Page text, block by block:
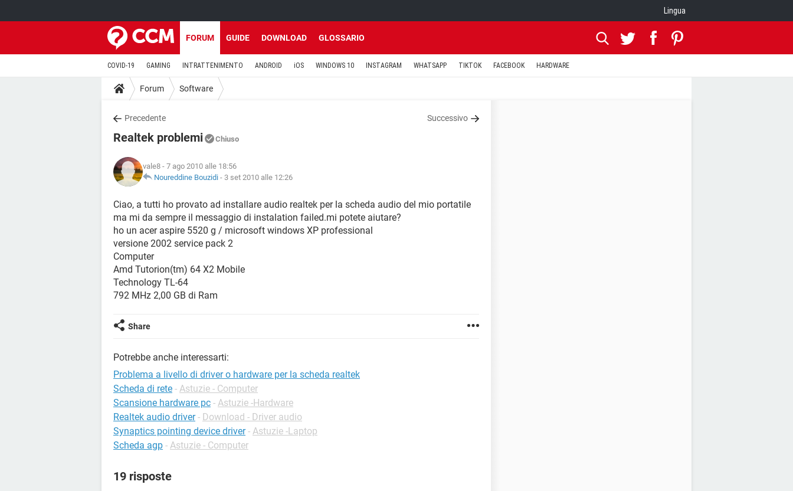
Lingua
FORUM GUIDE DOWNLOAD GLOSSARIO
COVID-19 GAMING INTRATTENIMENTO ANDROID iOS WINDOWS 10 INSTAGRAM WHATSAPP TIKTOK FACEBOOK HARDWARE
Forum Software
Precedente Successivo
Realtek problemi Chiuso
vale8 - 7 ago 2010 alle 18:56
Noureddine Bouzidi - 3 set 2010 alle 12:26
Ciao, a tutti ho provato ad installare audio realtek per la scheda audio del mio portatile
ma mi da sempre il messaggio di instalation failed.mi potete aiutare?
ho un acer aspire 5520 g / microsoft windows XP professional
versione 2002 service pack 2
Computer
Amd Tutorion(tm) 64 X2 Mobile
Technology TL-64
792 MHz 2,00 GB di Ram
Share
Potrebbe anche interessarti:
Problema a livello di driver o hardware per la scheda realtek
Scheda di rete - Astuzie - Computer
Scansione hardware pc - Astuzie -Hardware
Realtek audio driver - Download - Driver audio
Synaptics pointing device driver - Astuzie -Laptop
Scheda agp - Astuzie - Computer
19 risposte